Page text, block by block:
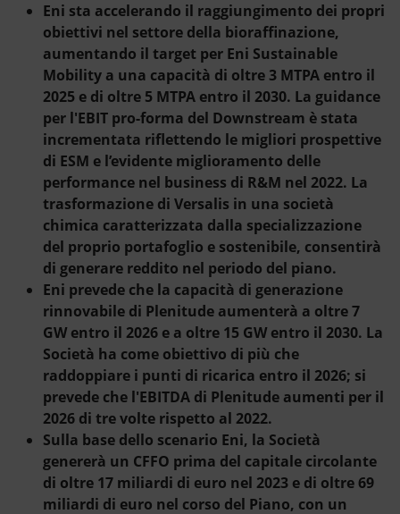
Eni sta accelerando il raggiungimento dei propri
obiettivi nel settore della bioraffinazione,
aumentando il target per Eni Sustainable
Mobility a una capacità di oltre 3 MTPA entro il
2025 e di oltre 5 MTPA entro il 2030. La guidance
per l'EBIT pro-forma del Downstream è stata
incrementata riflettendo le migliori prospettive
di ESM e l’evidente miglioramento delle
performance nel business di R&M nel 2022. La
trasformazione di Versalis in una società
chimica caratterizzata dalla specializzazione
del proprio portafoglio e sostenibile, consentirà
di generare reddito nel periodo del piano.
Eni prevede che la capacità di generazione
rinnovabile di Plenitude aumenterà a oltre 7
GW entro il 2026 e a oltre 15 GW entro il 2030. La
Società ha come obiettivo di più che
raddoppiare i punti di ricarica entro il 2026; si
prevede che l'EBITDA di Plenitude aumenti per il
2026 di tre volte rispetto al 2022.
Sulla base dello scenario Eni, la Società
genererà un CFFO prima del capitale circolante
di oltre 17 miliardi di euro nel 2023 e di oltre 69
miliardi di euro nel corso del Piano, con un